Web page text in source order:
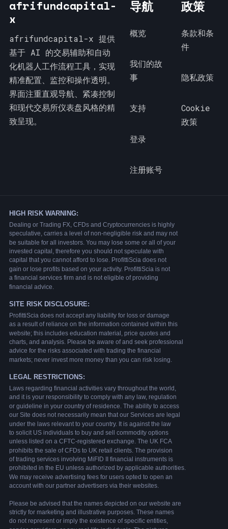
afrifundcapital-
x
afrifundcapital-x 提供
基于 AI 的交易辅助和自动
化机器人工作流程工具，实现
精准配置、监控和操作透明。
界面注重直观导航、紧凑控制
和现代交易所仪表盘风格的精
致呈现。
导航
概览
我们的故
事
支持
登录
注册账号
政策
条款和条
件
隐私政策
Cookie
政策